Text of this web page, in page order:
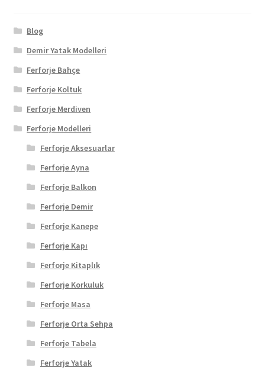
Blog
Demir Yatak Modelleri
Ferforje Bahçe
Ferforje Koltuk
Ferforje Merdiven
Ferforje Modelleri
Ferforje Aksesuarlar
Ferforje Ayna
Ferforje Balkon
Ferforje Demir
Ferforje Kanepe
Ferforje Kapı
Ferforje Kitaplık
Ferforje Korkuluk
Ferforje Masa
Ferforje Orta Sehpa
Ferforje Tabela
Ferforje Yatak